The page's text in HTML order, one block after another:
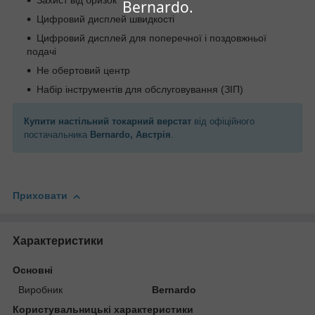
Bernardo.
Цифровий дисплей швидкості
Цифровий дисплей для поперечної і поздовжньої
подачі
Не обертовий центр
Набір інструментів для обслуговування (ЗІП)
Купити настільний токарний верстат від офіційного
постачальника Bernardo, Австрія.
Приховати
Характеристики
Основні
Виробник
Bernardo
Користувальницькі характеристики